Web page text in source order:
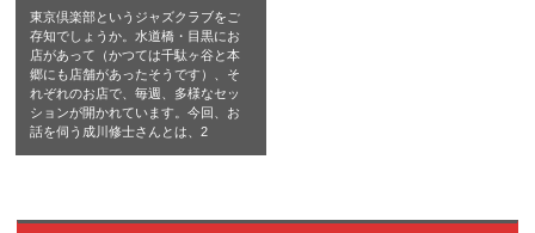
東京倶楽部というジャズクラブをご
存知でしょうか。水道橋・目黒にお
店があって（かつては千駄ヶ谷と本
郷にも店舗があったそうです）、そ
れぞれのお店で、毎週、多様なセッ
ションが開かれています。今回、お
話を伺う成川修士さんとは、2